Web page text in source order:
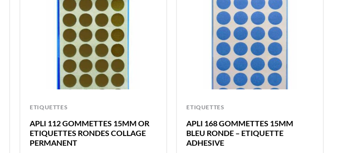
ETIQUETTES
APLI 112 GOMMETTES 15MM OR
ETIQUETTES RONDES COLLAGE
PERMANENT
ETIQUETTES
APLI 168 GOMMETTES 15MM
BLEU RONDE – ETIQUETTE
ADHESIVE